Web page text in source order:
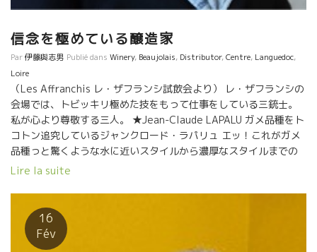
信念を極めている醸造家
Par伊藤與志男 Publié dans Winery, Beaujolais, Distributor,Centre, Languedoc,
Loire
（Les Affranchis レ・ザフランシ試飲会より） レ・ザフランシの
会場では、トビッキリ極めた技をもって仕事をしている三銃士。
私が心より尊敬する三人。 ★Jean-Claude LAPALU ガメ品種をト
コトン追究しているジャンクロード・ラパリュ エッ！これがガメ
品種っと驚くような水に近いスタイルから濃厚なスタイルまでの
ガメの側面を魅せてくれる。 独自の創意工夫で造りあげた自分の
と言い切るジャンクロード。 （問合せはクロスロード社）
★Marc PENOT マーク・ペノ ムスカデ品種を、エッ！
これがムスカデ？！と驚くようなユニークなスタイルを造りあげ
た ムスカデ名人。 北の地でゆったり感とミネラル感を共有させて
Lire la suite
16
Fév